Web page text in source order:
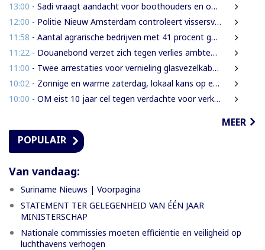
13:00 - Sadi vraagt aandacht voor boothouders en overbelasting Wijdenboschbrug
12:00 - Politie Nieuw Amsterdam controleert vissersvaartuigen op de rivier
11:58 - Aantal agrarische bedrijven met 41 procent gegroeid
11:22 - Douanebond verzet zich tegen verlies ambtenarenstatus bij wijziging Wet Belastingdienst
11:00 - Twee arrestaties voor vernieling glasvezelkabels Telesur; maskers en kabelknipper gevonden
10:02 - Zonnige en warme zaterdag, lokaal kans op een bui
10:00 - OM eist 10 jaar cel tegen verdachte voor verkrachting, vrijheidsberoving en mishandeling
MEER
POPULAIR
Van vandaag:
Suriname Nieuws | Voorpagina
STATEMENT TER GELEGENHEID VAN ÉÉN JAAR
MINISTERSCHAP
Nationale commissies moeten efficiëntie en veiligheid op
luchthavens verhogen